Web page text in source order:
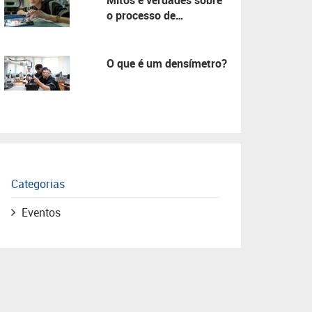
o processo de
O que é um densímetro?
Categorias
Eventos